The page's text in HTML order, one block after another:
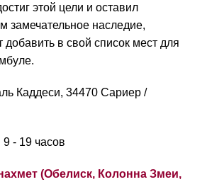
этой цели и оставил
замечательное наследие,
добавить в свой список мест для
Каддеси, 34470 Сариер /
- 19 часов
(Обелиск, Колонна Змеи,